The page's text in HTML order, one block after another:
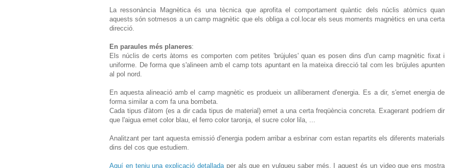
La ressonància Magnètica és una tècnica que aprofita el comportament quàntic dels núclis atòmics quan
aquests són sotmesos a un camp magnètic que els obliga a col.locar els seus moments magnètics en una certa
direcció.
En paraules més planeres:
Els núclis de certs àtoms es comporten com petites 'brújules' quan es posen dins d'un camp magnètic fixat i
uniforme. De forma que s'alineen amb el camp tots apuntant en la mateixa direcció tal com les brújules apunten
al pol nord.
En aquesta alineació amb el camp magnètic es produeix un alliberament d'energia. Es a dir, s'emet energia de
forma similar a com fa una bombeta.
Cada tipus d'àtom (es a dir cada tipus de material) emet a una certa freqüència concreta. Exagerant podríem dir
que l'aigua emet color blau, el ferro color taronja, el sucre color lila, ...
Analitzant per tant aquesta emissió d'energia podem arribar a esbrinar com estan repartits els diferents materials
dins del cos que estudiem.
Aquí en teniu una explicació detallada per als que en vulgueu saber més. I aquest és un video que ens mostra